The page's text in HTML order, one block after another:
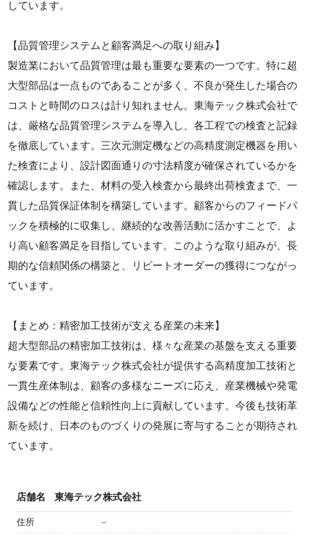
しています。
【品質管理システムと顧客満足への取り組み】
製造業において品質管理は最も重要な要素の一つです。特に超
大型部品は一点ものであることが多く、不良が発生した場合の
コストと時間のロスは計り知れません。東海テック株式会社で
は、厳格な品質管理システムを導入し、各工程での検査と記録
を徹底しています。三次元測定機などの高精度測定機器を用い
た検査により、設計図面通りの寸法精度が確保されているかを
確認します。また、材料の受入検査から最終出荷検査まで、一
貫した品質保証体制を構築しています。顧客からのフィードバ
ックを積極的に収集し、継続的な改善活動に活かすことで、よ
り高い顧客満足を目指しています。このような取り組みが、長
期的な信頼関係の構築と、リピートオーダーの獲得につながっ
ています。
【まとめ：精密加工技術が支える産業の未来】
超大型部品の精密加工技術は、様々な産業の基盤を支える重要
な要素です。東海テック株式会社が提供する高精度加工技術と
一貫生産体制は、顧客の多様なニーズに応え、産業機械や発電
設備などの性能と信頼性向上に貢献しています。今後も技術革
新を続け、日本のものづくりの発展に寄与することが期待され
ています。
店舗名 東海テック株式会社
住所 －